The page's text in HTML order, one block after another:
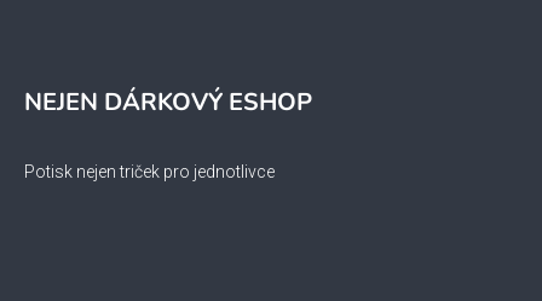
NEJEN DÁRKOVÝ ESHOP
Potisk nejen triček pro jednotlivce